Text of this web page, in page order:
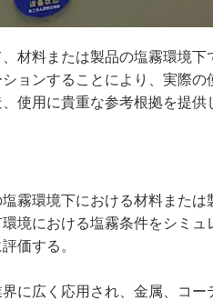
材料または製品の塩霧環境
ョンすることにより、実際
使用に貴重な参考根拠を提供
霧環境下における材料また
境における塩霧条件をシミュ
価する。
に広く応用され、金属、コ